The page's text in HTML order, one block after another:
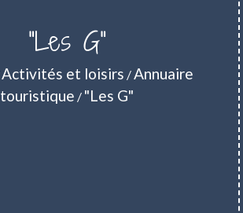
"Les G"
Activités et loisirs /Annuaire
touristique / "Les G"